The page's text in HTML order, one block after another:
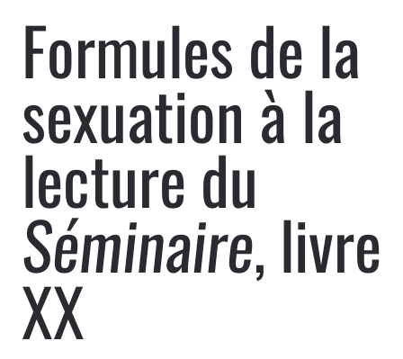
Formules de la
sexuation à la
lecture du
Séminaire, livre
XX